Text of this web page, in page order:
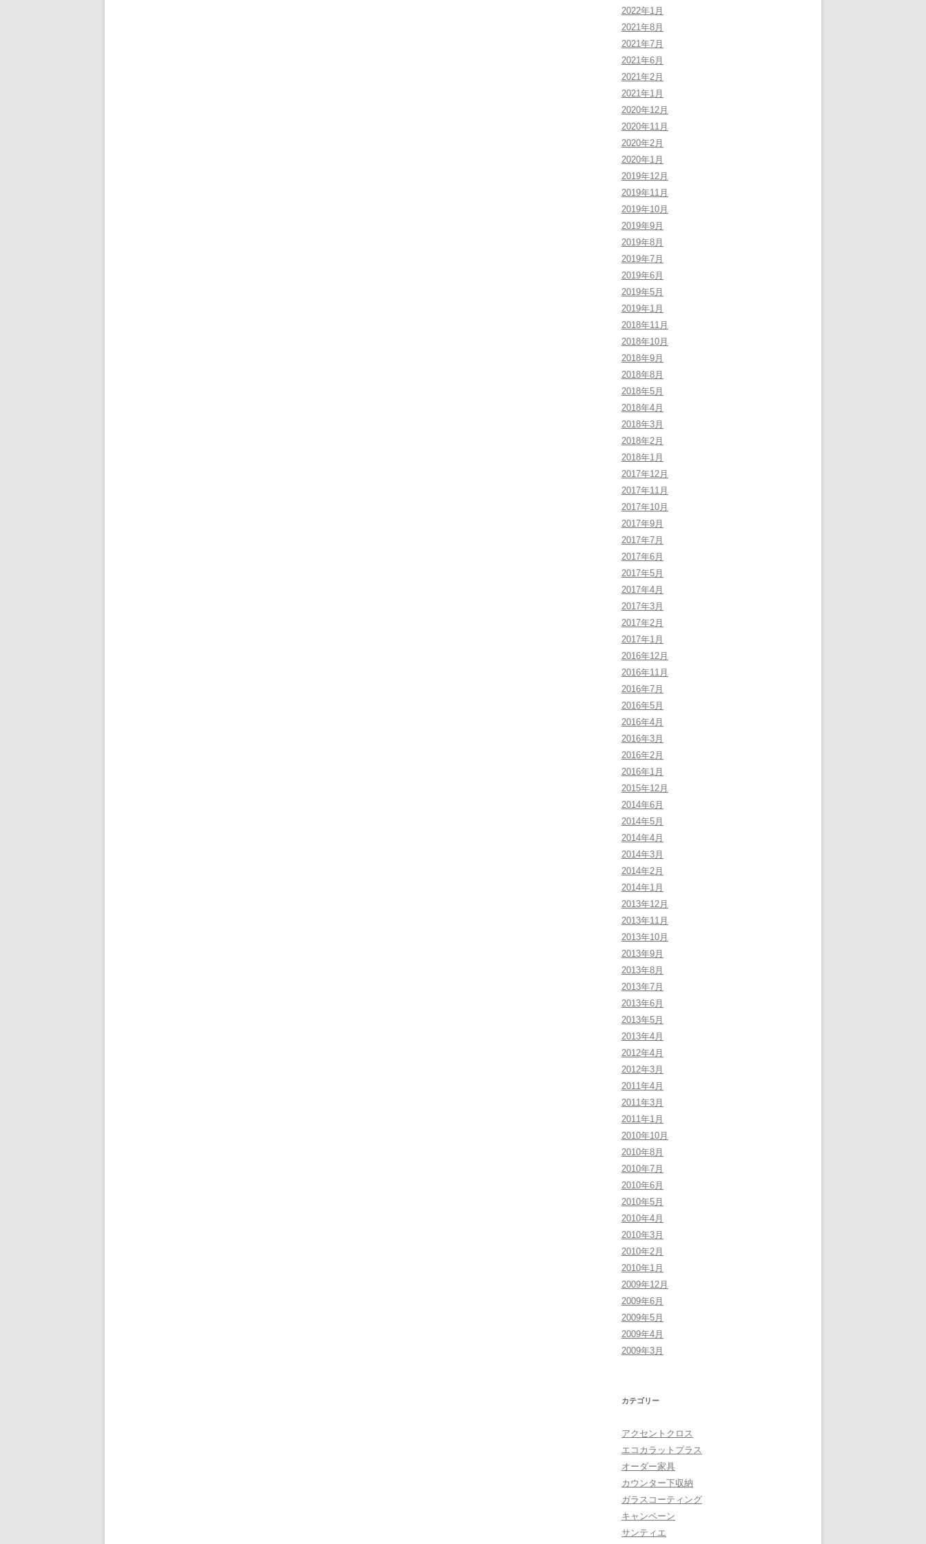
2022年1月
2021年8月
2021年7月
2021年6月
2021年2月
2021年1月
2020年12月
2020年11月
2020年2月
2020年1月
2019年12月
2019年11月
2019年10月
2019年9月
2019年8月
2019年7月
2019年6月
2019年5月
2019年1月
2018年11月
2018年10月
2018年9月
2018年8月
2018年5月
2018年4月
2018年3月
2018年2月
2018年1月
2017年12月
2017年11月
2017年10月
2017年9月
2017年7月
2017年6月
2017年5月
2017年4月
2017年3月
2017年2月
2017年1月
2016年12月
2016年11月
2016年7月
2016年5月
2016年4月
2016年3月
2016年2月
2016年1月
2015年12月
2014年6月
2014年5月
2014年4月
2014年3月
2014年2月
2014年1月
2013年12月
2013年11月
2013年10月
2013年9月
2013年8月
2013年7月
2013年6月
2013年5月
2013年4月
2012年4月
2012年3月
2011年4月
2011年3月
2011年1月
2010年10月
2010年8月
2010年7月
2010年6月
2010年5月
2010年4月
2010年3月
2010年2月
2010年1月
2009年12月
2009年6月
2009年5月
2009年4月
2009年3月
カテゴリー
アクセントクロス
エコカラットプラス
オーダー家具
カウンター下収納
ガラスコーティング
キャンペーン
サンティエ